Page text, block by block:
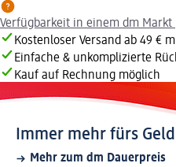
Verfügbarkeit in einem dm Markt
Kostenloser Versand ab 49 €
Einfache & unkomplizierte
Kauf auf Rechnung möglich
Immer mehr fürs
Mehr zum dm Dauerpreis